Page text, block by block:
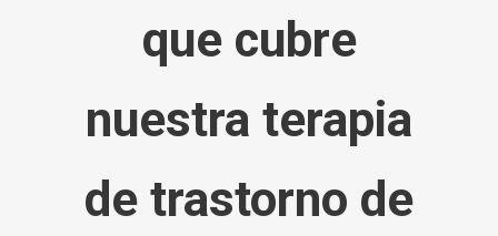
que cubre
nuestra terapia
de trastorno de